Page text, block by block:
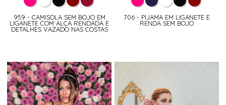
959 - CAMISOLA SEM BOJO EM
LIGANETE COM ALÇA RENDADA E
DETALHES VAZADO NAS COSTAS
706 - PIJAMA EM LIGANETE E
RENDA SEM BOJO